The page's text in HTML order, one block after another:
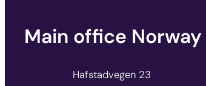
Main office Norway
Hafstadvegen 23